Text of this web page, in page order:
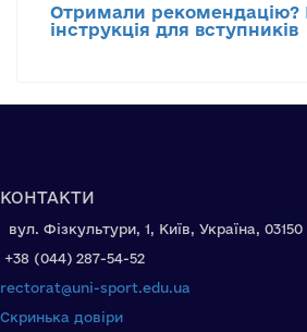
Отримали рекомендацію?
інструкція для вступників
КОНТАКТИ
вул. Фізкультури, 1, Київ, Україна, 03150
+38 (044) 287-54-52
rectorat@uni-sport.edu.ua
Скринька довіри